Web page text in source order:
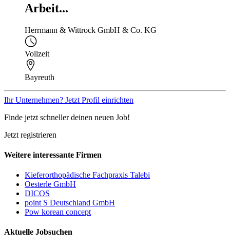
Arbeit...
Herrmann & Wittrock GmbH & Co. KG
Vollzeit
Bayreuth
Ihr Unternehmen? Jetzt Profil einrichten
Finde jetzt schneller deinen neuen Job!
Jetzt registrieren
Weitere interessante Firmen
Kieferorthopädische Fachpraxis Talebi
Oesterle GmbH
DICOS
point S Deutschland GmbH
Pow korean concept
Aktuelle Jobsuchen